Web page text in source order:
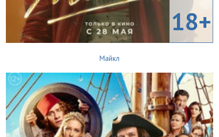
18+
Майкл